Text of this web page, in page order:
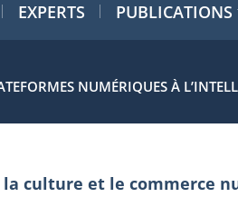
EXPERTS PUBLICATIONS
NUMÉRIQUES À
culture et le commerce